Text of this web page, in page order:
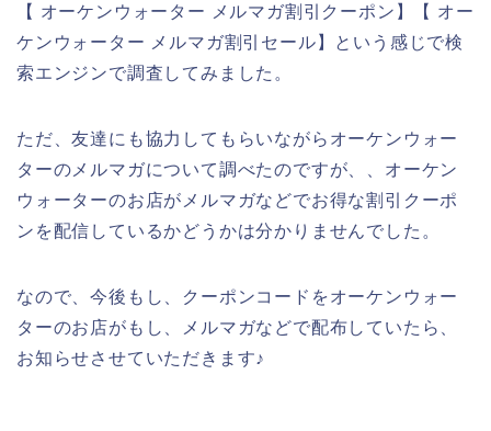
【 オーケンウォーター メルマガ割引クーポン】【 オー
ケンウォーター メルマガ割引セール】という感じで検
索エンジンで調査してみました。
ただ、友達にも協力してもらいながらオーケンウォー
ターのメルマガについて調べたのですが、、オーケン
ウォーターのお店がメルマガなどでお得な割引クーポ
ンを配信しているかどうかは分かりませんでした。
なので、今後もし、クーポンコードをオーケンウォー
ターのお店がもし、メルマガなどで配布していたら、
お知らせさせていただきます♪